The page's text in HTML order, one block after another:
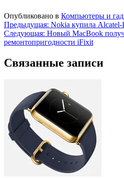
Опубликовано в Компьютеры и
Навигация
по
Предыдущая: Nokia купила Alcatel-
Следующая: Новый MacBook
ремонтопригодности iFixit
Связанные записи